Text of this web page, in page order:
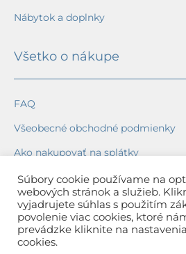
Nábytok a doplnky
Všetko o nákupe
FAQ
Všeobecné obchodné podmienky
Ako nakupovať na splátky
Ochrana osobných údajov
Reklamačný poriadok
Spôsob a cena dopravy
Súbory cookie používame na
webových stránok a služieb.
vyjadrujete súhlas s použitím
povolenie viac cookies, ktoré
prevádzke kliknite na
cookies.